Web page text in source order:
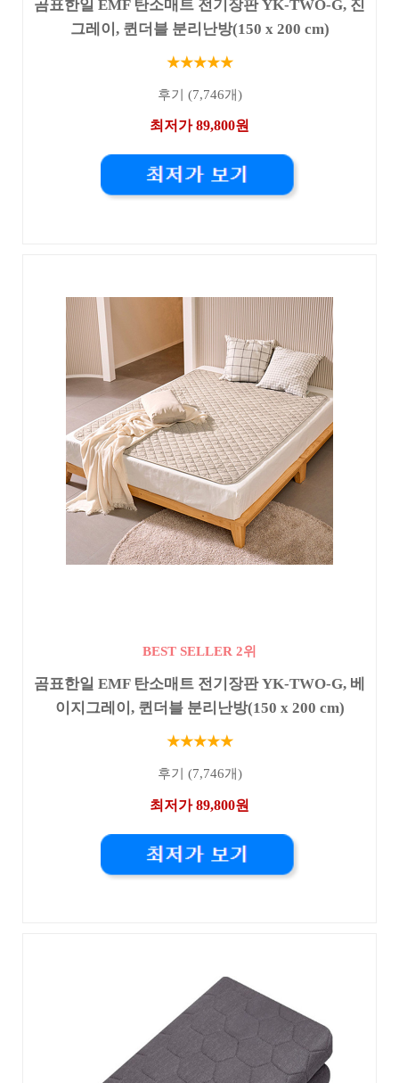
곰표한일 EMF 탄소매트 전기장판 YK-TWO-G, 진
그레이, 퀸더블 분리난방(150 x 200 cm)
★★★★★
후기 (7,746개)
최저가 89,800원
BEST SELLER 2위
곰표한일 EMF 탄소매트 전기장판 YK-TWO-G, 베
이지그레이, 퀸더블 분리난방(150 x 200 cm)
★★★★★
후기 (7,746개)
최저가 89,800원